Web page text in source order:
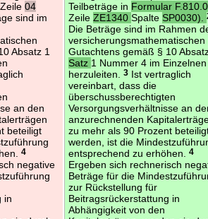
Zeile04
sind im
Absatz 1
an den
beteiligt
4
negative
in
Teilbeträge in Formular
ZeileZE1340SpalteSP0030).
Die Beträge sind im Rahmen
versicherungsmathematischen
Gutachtens gemäß § 10
Satz 1 Nummer 4 im Einzelnen
herzuleiten.3 Ist vertraglich
vereinbart, dass die
überschussberechtigten
Versorgungsverhältnisse an
anzurechnenden
zu mehr als 90 Prozent
werden, ist die
entsprechend zu erhöhen.4
Ergeben sich rechnerisch
Beträge für die
zur Rückstellung für
Beitragsrückerstattung in
Abhängigkeit von den